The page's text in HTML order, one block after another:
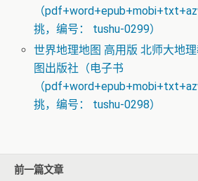
（
挑，编号： tushu-0299）
世界地理地图 高用版 北师大地
图出版社（电子书
（
挑，编号： tushu-0298）
前一篇文章